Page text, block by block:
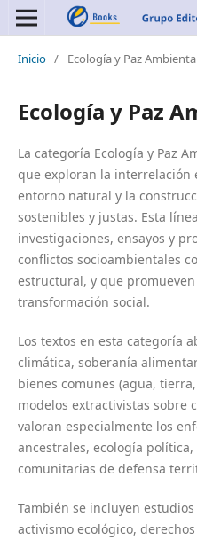
Inicio / Ecología y Paz
Ecología y Paz
La categoría Ecología y Paz
que exploran la interrelación
entorno natural y la
sostenibles y justas. Esta
investigaciones, ensayos y
conflictos socioambientales
estructural, y que
transformación social.
Los textos en esta categoría
climática, soberanía
bienes comunes (agua,
modelos extractivistas sobre
valoran especialmente los
ancestrales, ecología
comunitarias de defensa
También se incluyen
activismo ecológico,